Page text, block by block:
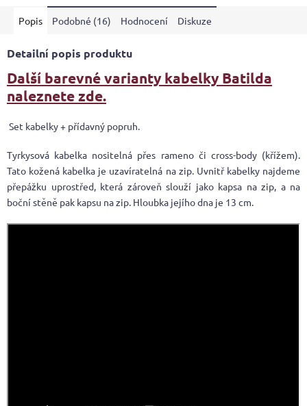
hvězdiček.
Popis Podobné (16) Hodnocení Diskuze
Detailní popis produktu
Další barevné varianty kabelky Batilda
naleznete zde.
Set kabelky + přídavný popruh.
Tyrkysová kabelka nositelná přes rameno či cross-body (křížem).
Tato kožená kabelka je uzavíratelná na zip. Uvnitř kabelky najdeme
přepážku uprostřed, která zároveň slouží jako kapsa na zip, a na
boční stěně pak kapsu na zip. Hloubka jejího dna je 13 cm.